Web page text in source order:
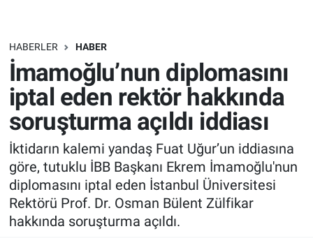
HABERLER HABER
İmamoğlu’nun diplomasını
iptal eden rektör hakkında
soruşturma açıldı iddiası
İktidarın kalemi yandaş Fuat Uğur’un iddiasına
göre, tutuklu İBB Başkanı Ekrem İmamoğlu'nun
diplomasını iptal eden İstanbul Üniversitesi
Rektörü Prof. Dr. Osman Bülent Zülfikar
hakkında soruşturma açıldı.
Bilim turu
Bilim ve Teknoloji Evreni
Doğa Konuşuyor
Dünya
Ege Saati
Ege'den Esintiler
Dünya
Teknoloji
Sağlık
Spor
Yayın Akışı
İletişim
Trafik Durumu
Süper Lig Puan Durumu ve Fikstür
Tüm Manşetler
Son Dakika Haberleri
Haber Arşivi